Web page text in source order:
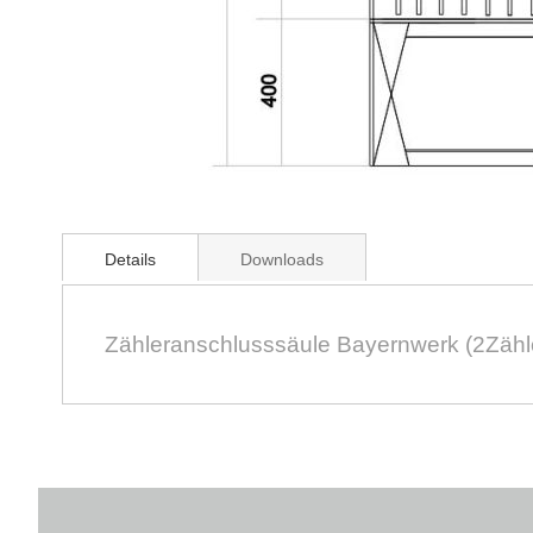
Anfang
der
springen
Details
Zähleranschlusssäule Bayernwerk
Downloads